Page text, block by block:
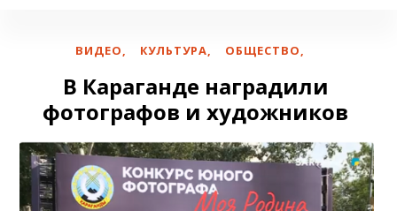
ВИДЕО, КУЛЬТУРА, ОБЩЕСТВО,
В Караганде наградили
фотографов и художников